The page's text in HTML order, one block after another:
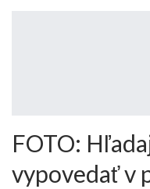
FOTO:
vypovedať v